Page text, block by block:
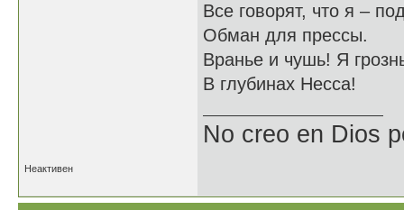
Все говорят, что я –
Обман для прессы.
Вранье и чушь! Я
В глубинах Несса!
No creo en Dios
Неактивен